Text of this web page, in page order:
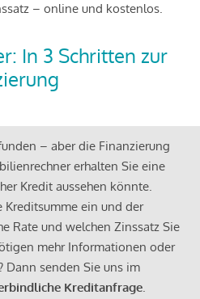
– online und kostenlos.
In 3 Schritten zur
– aber die Finanzierung
erhalten Sie eine
Kredit aussehen könnte.
Kreditsumme ein und der
Rate und welchen Zinssatz Sie
mehr Informationen oder
Dann senden Sie uns im
Kreditanfrage.